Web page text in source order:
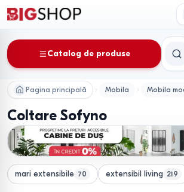
Catalog de produse
Pagina principală Mobila Mobila
Coltare Sofyno
mari extensibile 70 extensibil living 219